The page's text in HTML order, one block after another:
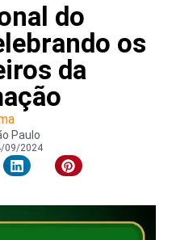
do
os
da
Paulo
09/2024